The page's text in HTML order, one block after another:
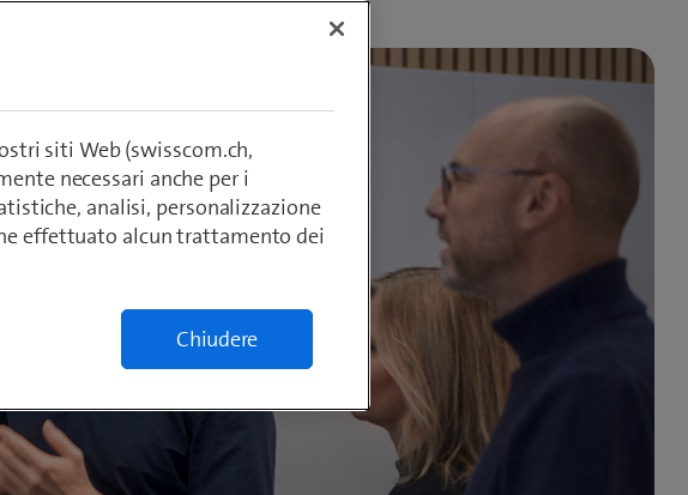
siti Web (swisscom.ch,
necessari anche per i
analisi, personalizzazione
effettuato alcun trattamento dei
Chiudere